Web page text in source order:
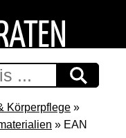
Körperpflege »
» EAN